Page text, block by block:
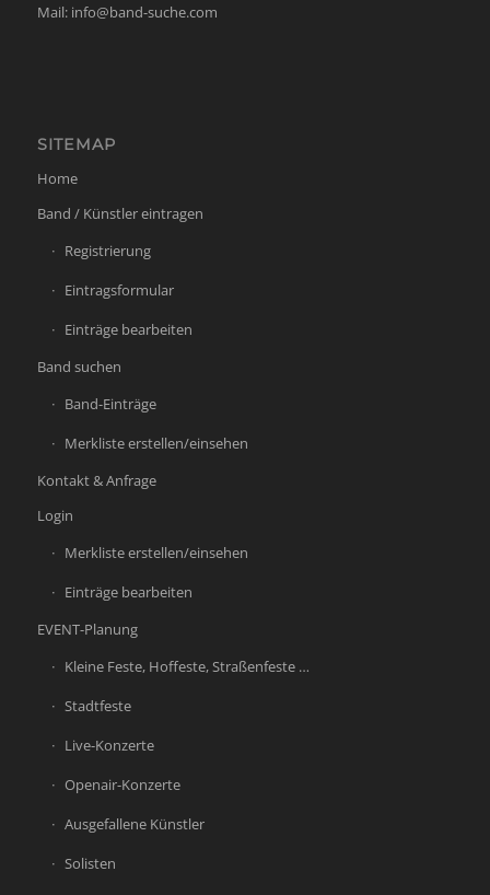
Mail: info@band-suche.com
SITEMAP
Home
Band / Künstler eintragen
Registrierung
Eintragsformular
Einträge bearbeiten
Band suchen
Band-Einträge
Merkliste erstellen/einsehen
Kontakt & Anfrage
Login
Merkliste erstellen/einsehen
Einträge bearbeiten
EVENT-Planung
Kleine Feste, Hoffeste, Straßenfeste …
Stadtfeste
Live-Konzerte
Openair-Konzerte
Ausgefallene Künstler
Solisten